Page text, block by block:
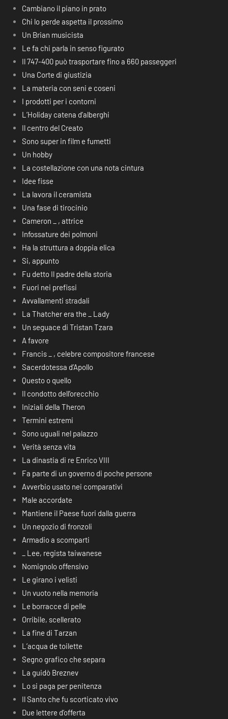
Cambiano il piano in prato
Chi lo perde aspetta il prossimo
Un Brian musicista
Le fa chi parla in senso figurato
Il 747-400 può trasportare fino a 660 passeggeri
Una Corte di giustizia
La materia con seni e coseni
I prodotti per i contorni
L’Holiday catena d’alberghi
Il centro del Creato
Sono super in film e fumetti
Un hobby
La costellazione con una nota cintura
Idee fisse
La lavora il ceramista
Una fase di tirocinio
Cameron _ , attrice
Infossature dei polmoni
Ha la struttura a doppia elica
Si, appunto
Fu detto Il padre della storia
Fuori nei prefissi
Avvallamenti stradali
La Thatcher era the _ Lady
Un seguace di Tristan Tzara
A favore
Francis _ , celebre compositore francese
Sacerdotessa d’Apollo
Questo o quello
Il condotto dell’orecchio
Iniziali della Theron
Termini estremi
Sono uguali nel palazzo
Verità senza vita
La dinastia di re Enrico VIII
Fa parte di un governo di poche persone
Avverbio usato nei comparativi
Male accordate
Mantiene il Paese fuori dalla guerra
Un negozio di fronzoli
Armadio a scomparti
_ Lee, regista taiwanese
Nomignolo offensivo
Le girano i velisti
Un vuoto nella memoria
Le borracce di pelle
Orribile, scellerato
La fine di Tarzan
L’acqua de toilette
Segno grafico che separa
La guidò Breznev
Lo si paga per penitenza
Il Santo che fu scorticato vivo
Due lettere d’offerta